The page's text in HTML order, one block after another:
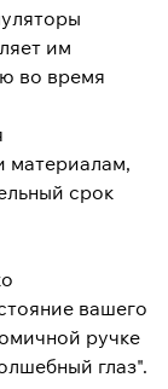
им
во время
материалам,
срок
вашего
ручке
глаз".